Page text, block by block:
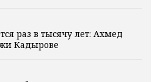
раз в тысячу лет: Ахмед
Кадырове